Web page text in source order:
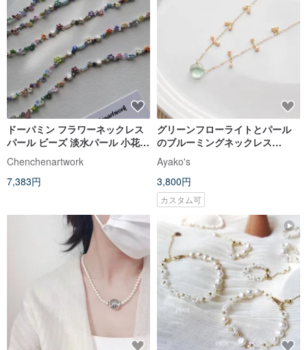
ドーパミン フラワーネックレス
パール ビーズ 淡水パール 小花
ビーズネックレス
Chenchenartwork
7,383円
グリーンフローライトとパール
のブルーミングネックレス
14kgf
Ayako's
3,800円
カスタム可